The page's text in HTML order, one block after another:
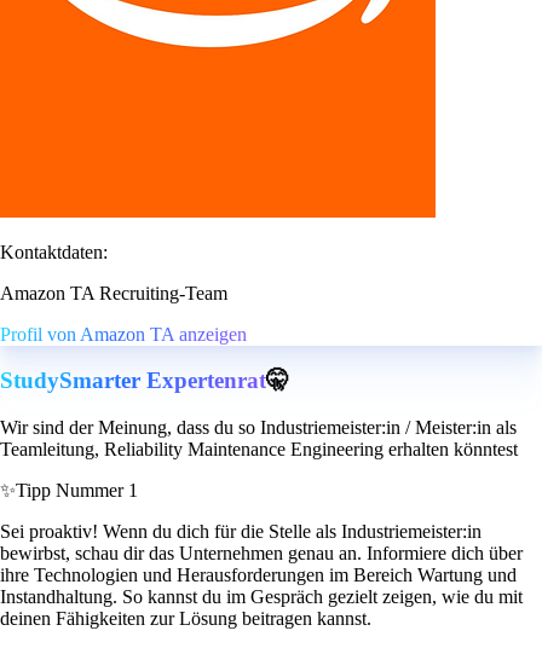
Kontaktdaten:
Amazon TA Recruiting-Team
Profil von Amazon TA anzeigen
StudySmarter Expertenrat🤫
Wir sind der Meinung, dass du so Industriemeister:in / Meister:in als
Teamleitung, Reliability Maintenance Engineering erhalten könntest
✨Tipp Nummer 1
Sei proaktiv! Wenn du dich für die Stelle als Industriemeister:in
bewirbst, schau dir das Unternehmen genau an. Informiere dich über
ihre Technologien und Herausforderungen im Bereich Wartung und
Instandhaltung. So kannst du im Gespräch gezielt zeigen, wie du mit
deinen Fähigkeiten zur Lösung beitragen kannst.